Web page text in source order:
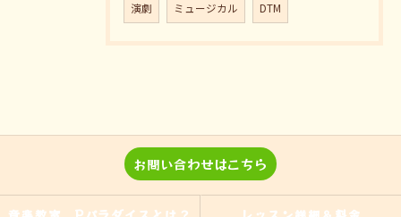
演劇 ミュージカル DTM
お問い合わせはこちら